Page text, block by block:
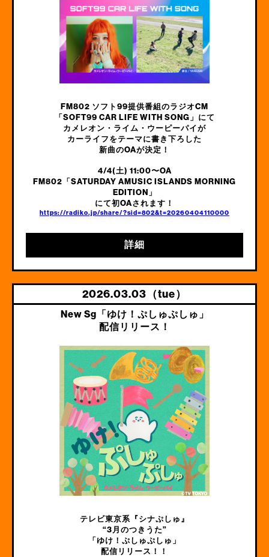
FM802 ソフト99提供番組のラジオCM
「SOFT99 CAR LIFE WITH SONG」にて
カメレオン・ライム・ウーピーパイが
カーライフをテーマに書き下ろした
新曲のOAが決定！
4/4(土) 11:00〜OA
FM802「SATURDAY AMUSIC ISLANDS MORNING
EDITION」
にて初OAされます！
https://radiko.jp/share/?sid=802&t=20260404110000
詳細
2026.03.03（tue）
New Sg「ゆけ！ぷしゅぷしゅ」
配信リリース！
テレビ東京系『シナぷしゅ』
“3月のつきうた”
「ゆけ！ぷしゅぷしゅ」
配信リリース！！